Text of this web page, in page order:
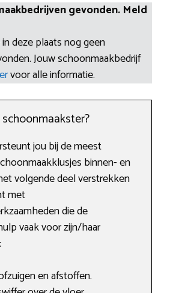
gevonden. Meld
deze plaats nog geen
Jouw schoonmaakbedrijf
voor alle informatie.
jou bij de meest
binnen- en
volgende deel verstrekken
met
die de
vaak voor zijn/haar
en afstoffen.